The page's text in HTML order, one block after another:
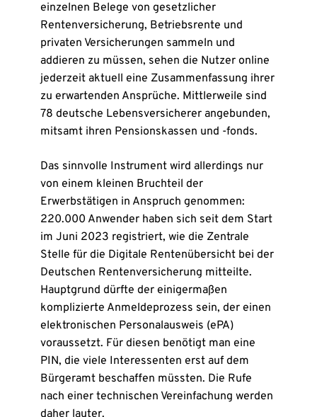
einzelnen Belege von gesetzlicher
Rentenversicherung, Betriebsrente und
privaten Versicherungen sammeln und
addieren zu müssen, sehen die Nutzer online
jederzeit aktuell eine Zusammenfassung ihrer
zu erwartenden Ansprüche. Mittlerweile sind
78 deutsche Lebensversicherer angebunden,
mitsamt ihren Pensionskassen und -fonds.
Das sinnvolle Instrument wird allerdings nur
von einem kleinen Bruchteil der
Erwerbstätigen in Anspruch genommen:
220.000 Anwender haben sich seit dem Start
im Juni 2023 registriert, wie die Zentrale
Stelle für die Digitale Rentenübersicht bei der
Deutschen Rentenversicherung mitteilte.
Hauptgrund dürfte der einigermaßen
komplizierte Anmeldeprozess sein, der einen
elektronischen Personalausweis (ePA)
voraussetzt. Für diesen benötigt man eine
PIN, die viele Interessenten erst auf dem
Bürgeramt beschaffen müssten. Die Rufe
nach einer technischen Vereinfachung werden
daher lauter.